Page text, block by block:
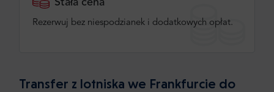
Stała cena
Rezerwuj bez niespodzianek i dodatkowych opłat.
Transfer z lotniska we Frankfurcie do